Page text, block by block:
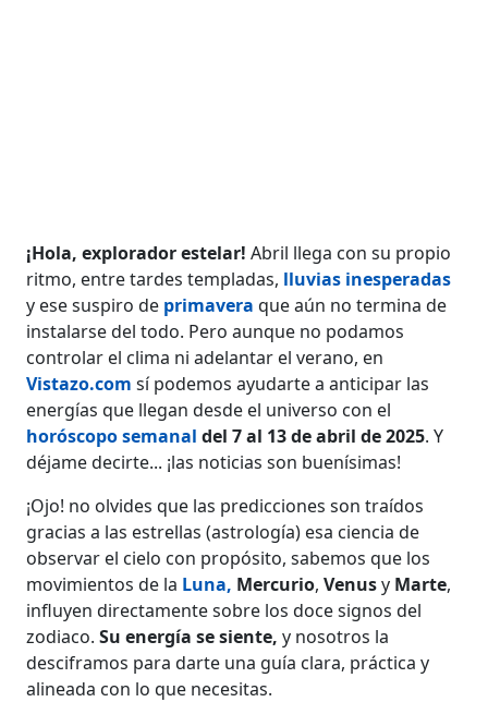
¡Hola, explorador estelar! Abril llega con su propio
ritmo, entre tardes templadas, lluvias inesperadas
y ese suspiro de primavera que aún no termina de
instalarse del todo. Pero aunque no podamos
controlar el clima ni adelantar el verano, en
Vistazo.com sí podemos ayudarte a anticipar las
energías que llegan desde el universo con el
horóscopo semanal del 7 al 13 de abril de 2025. Y
déjame decirte... ¡las noticias son buenísimas!
¡Ojo! no olvides que las predicciones son traídos
gracias a las estrellas (astrología) esa ciencia de
observar el cielo con propósito, sabemos que los
movimientos de la Luna, Mercurio,Venusy Marte,
influyen directamente sobre los doce signos del
zodiaco.Su energía se siente, y nosotros la
desciframos para darte una guía clara, práctica y
alineada con lo que necesitas.